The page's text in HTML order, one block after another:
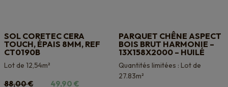
SOL CORETEC CERA
TOUCH, ÉPAIS 8MM, REF
CT0190B
Lot de 12,54m²
88,00€ 49,90 €Le
PARQUET CHÊNE ASPECT
BOIS BRUT HARMONIE –
13X158X2000 – HUILÉ
Quantités limitées : Lot de
27.83m²